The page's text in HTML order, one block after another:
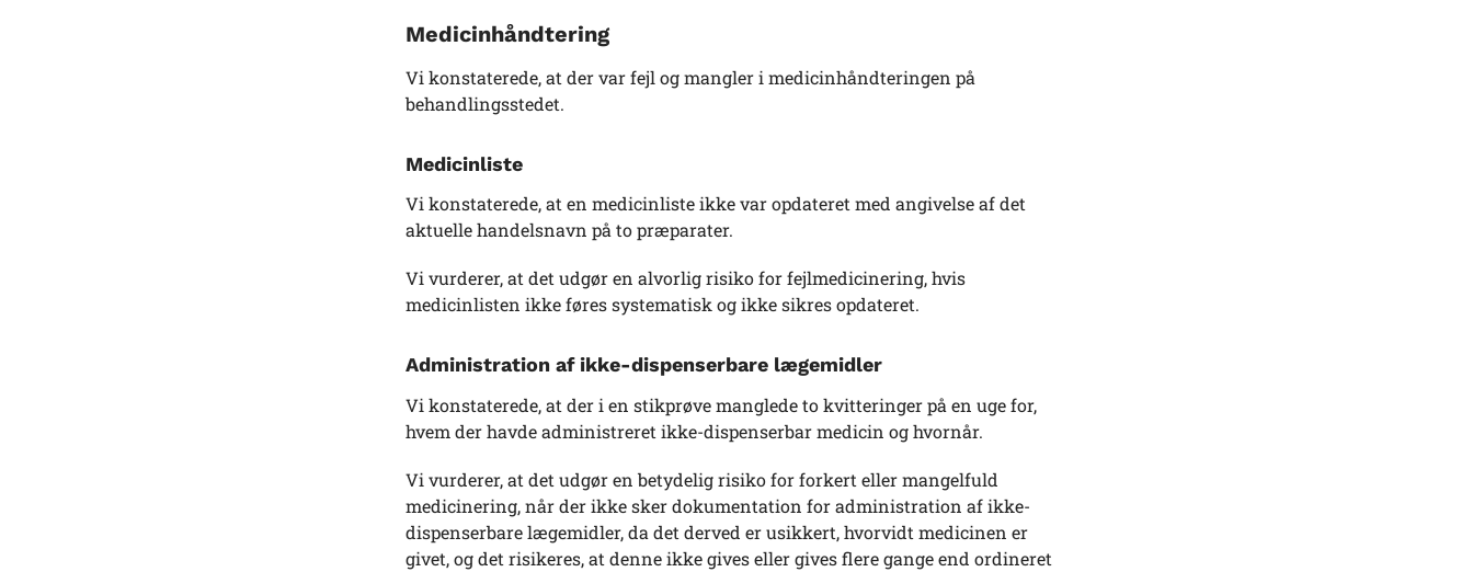
Medicinhåndtering
Vi konstaterede, at der var fejl og mangler i medicinhåndteringen på
behandlingsstedet.
Medicinliste
Vi konstaterede, at en medicinliste ikke var opdateret med angivelse af det
aktuelle handelsnavn på to præparater.
Vi vurderer, at det udgør en alvorlig risiko for fejlmedicinering, hvis
medicinlisten ikke føres systematisk og ikke sikres opdateret.
Administration af ikke-dispenserbare lægemidler
Vi konstaterede, at der i en stikprøve manglede to kvitteringer på en uge for,
hvem der havde administreret ikke-dispenserbar medicin og hvornår.
Vi vurderer, at det udgør en betydelig risiko for forkert eller mangelfuld
medicinering, når der ikke sker dokumentation for administration af ikke-
dispenserbare lægemidler, da det derved er usikkert, hvorvidt medicinen er
givet, og det risikeres, at denne ikke gives eller gives flere gange end ordineret